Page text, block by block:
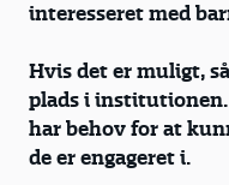
interesseret med
Hvis det er muligt,
plads i
har behov for at
de er engageret i.